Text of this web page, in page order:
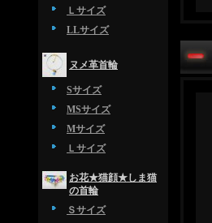
Ｌサイズ
LLサイズ
ヌメ革首輪
Sサイズ
MSサイズ
Mサイズ
Ｌサイズ
お花★猫顔★しま猫
の首輪
Ｓサイズ